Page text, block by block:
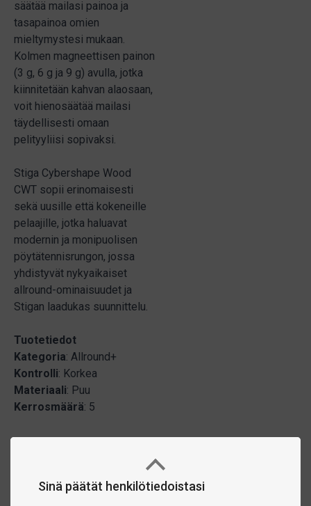
Sinä päätät henkilötiedoistasi
säätää mailasi painoa ja
tasapainoa omien
mieltymystesi mukaan.
Kolmen magneettisen painon
(3 g, 6 g ja 9 g) avulla, jotka
kiinnitetään kahvan alaosaan,
voit hienosäätää mailasi
täydellisesti omaan
pelityyliisi sopivaksi.
Stiga Cybershape Wood
CWT sopii erinomaisesti
sekä uusille että kokeneille
pelaajille, jotka haluavat
modernin ja monipuolisen
pöytätennisrungon, jossa
yhdistyvät nykyaikaiset
allround-ominaisuudet ja
Stigan laadukas suunnittelu.
Tuotetiedot
Kategoria: Allround+
Kontrolli: Korkea
Materiaali: Puu
Kerrosmäärä: 5